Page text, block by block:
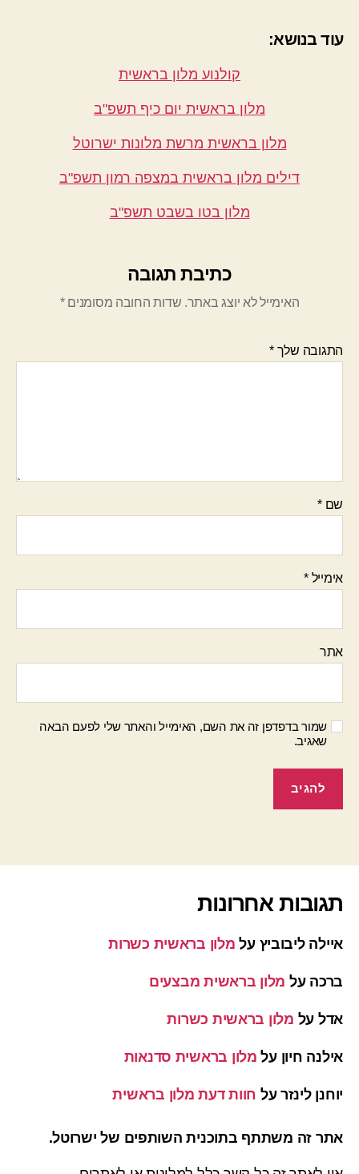
עוד בנושא:
קולנוע מלון בראשית
מלון בראשית יום כיף תשפ"ב
מלון בראשית מרשת מלונות ישרוטל
דילים מלון בראשית במצפה רמון תשפ"ב
מלון בטו בשבט תשפ"ב
כתיבת תגובה
האימייל לא יוצג באתר. שדות החובה מסומנים*
התגובה שלך*
שם*
אימייל*
אתר
שמור בדפדפן זה את השם, האימייל והאתר שלי לפעם הבאה
שאגיב.
תגובות אחרונות
איילה ליבוביץ על מלון בראשית כשרות
ברכה על מלון בראשית מבצעים
אדל על מלון בראשית כשרות
אילנה חיון על מלון בראשית סדנאות
יוחנן לינזר על חוות דעת מלון בראשית
אתר זה משתתף בתוכנית השותפים של ישרוטל.